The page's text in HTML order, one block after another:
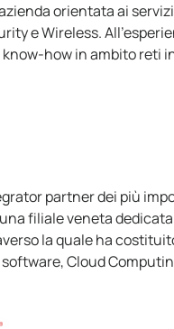
orientata ai
e Wireless.
how in ambito reti
partner dei più
filiale veneta dedicata
la quale ha
Cloud